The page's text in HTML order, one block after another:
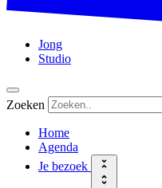
Jong
Studio
Zoeken
Home
Agenda
Je bezoek